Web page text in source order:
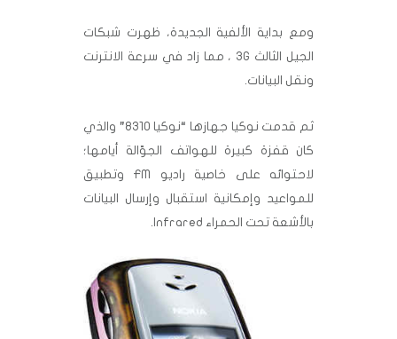
ومع بداية الألفية الجديدة، ظهرت شبكات
الجيل الثالث 3G ، مما زاد في سرعة الانترنت
ونقل البيانات.
ثم قدمت نوكيا جهازها “نوكيا 8310” والذي
كان قفزة كبيرة للهواتف الجوّالة أيامها؛
لاحتوائه على خاصية راديو FM وتطبيق
للمواعيد وإمكانية استقبال وإرسال البيانات
بالأشعة تحت الحمراء Infrared.